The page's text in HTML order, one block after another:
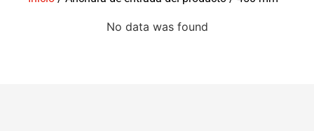
No data was found